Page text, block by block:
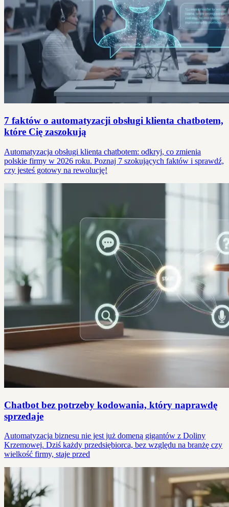
7 faktów o automatyzacji obsługi klienta chatbotem,
które Cię zaszokują
Automatyzacja obsługi klienta chatbotem: odkryj, co zmienia
polskie firmy w 2026 roku. Poznaj 7 szokujących faktów i sprawdź,
czy jesteś gotowy na rewolucję!
Chatbot bez potrzeby kodowania, który naprawdę
sprzedaje
Automatyzacja biznesu nie jest już domeną gigantów z Doliny
Krzemowej. Dziś każdy przedsiębiorca, bez względu na branżę czy
wielkość firmy, staje przed